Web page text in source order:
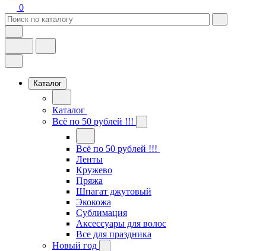
0
Каталог
Каталог
Всё по 50 рублей !!!
Всё по 50 рублей !!!
Ленты
Кружево
Пряжа
Шпагат джутовый
Экокожа
Сублимация
Аксессуары для волос
Все для праздника
Новый год